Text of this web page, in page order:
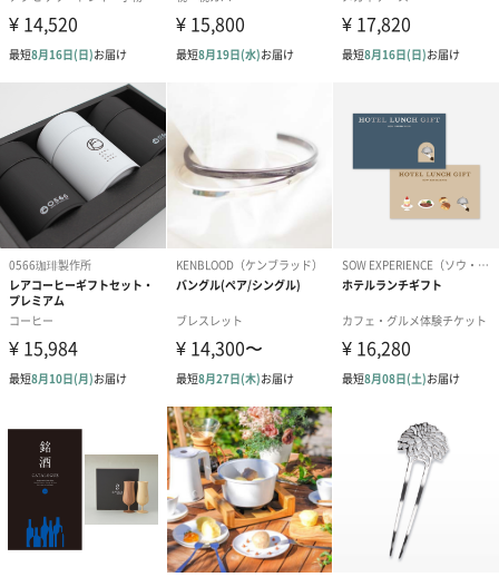
ゼリーバウム カット
（レモン＆紅茶）（432
麦わらパンダバウム
（バナナ味）（540円）
3層デザート
ェ〜国産フル
スキンケアグッズ
スキンケアグッズを同梱してお届けします。
ハンドクリーム3本セッ
ト【ありがとう】
（1,100円）
シャワージェル＆ハン
ドクリーム（ピンクグ
レープフルーツ）
（2,145円）
シャワージェ
ドクリーム（
ッシュローズ
円）